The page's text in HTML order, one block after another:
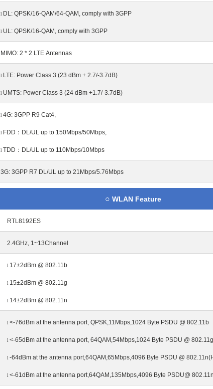
l DL: QPSK/16-QAM/64-QAM, comply with 3GPP
l UL: QPSK/16-QAM, comply with 3GPP
MIMO: 2 * 2 LTE Antennas
l LTE: Power Class 3 (23 dBm + 2.7/-3.7dB)
l UMTS: Power Class 3 (24 dBm +1.7/-3.7dB)
l4G: 3GPP R9 Cat4,
l FDD ： DL/UL up to 150Mbps/50Mbps,
l TDD ： DL/UL up to 110Mbps/10Mbps
3G: 3GPP R7 DL/UL up to 21Mbps/5.76Mbps
○ WLAN Feature
RTL8192ES
2.4GHz, 1~13Channel
l 17±2dBm @ 802.11b
l 15±2dBm @ 802.11g
l 14±2dBm @ 802.11n
l<-76dBm at the antenna port, QPSK,11Mbps,1024 Byte PSDU @ 802.11b
l<-65dBm at the antenna port, 64QAM,54Mbps,1024 Byte PSDU @ 802.11g
l-64dBm at the antenna port,64QAM,65Mbps,4096 Byte PSDU @
l<-61dBm at the antenna port,64QAM,135Mbps,4096 Byte PSDU@